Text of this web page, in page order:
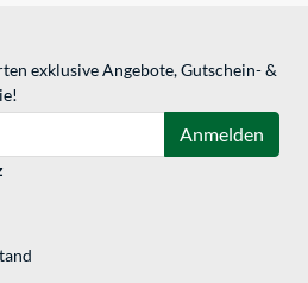
exklusive Angebote, Gutschein- &
Anmelden